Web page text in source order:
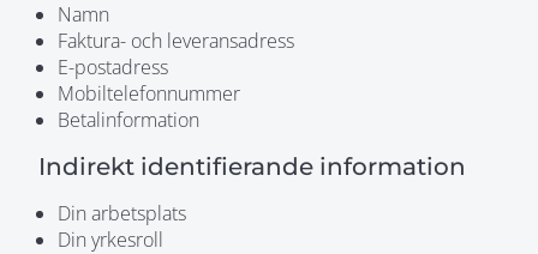
Namn
Faktura- och leveransadress
E-postadress
Mobiltelefonnummer
Betalinformation
Indirekt identifierande information
Din arbetsplats
Din yrkesroll